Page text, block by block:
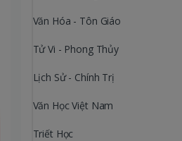
Văn Hóa - Tôn Giáo
Tử Vi - Phong Thủy
Lịch Sử - Chính Trị
Văn Học Việt Nam
Triết Học